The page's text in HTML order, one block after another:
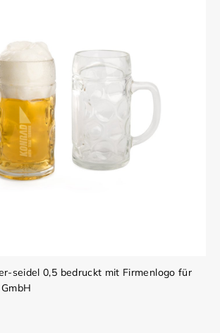
seidel 0,5 bedruckt mit Firmenlogo für